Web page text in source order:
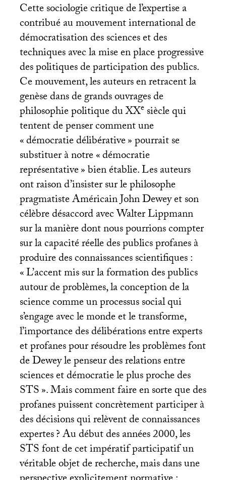
Cette sociologie critique de l’expertise a
contribué au mouvement international de
démocratisation des sciences et des
techniques avec la mise en place progressive
des politiques de participation des publics.
Ce mouvement, les auteurs en retracent la
genèse dans de grands ouvrages de
philosophie politique duXXesiècle qui
tentent de penser comment une
«démocratie délibérative» pourrait se
substituer à notre «démocratie
représentative» bien établie. Les auteurs
ont raison d’insister sur le philosophe
pragmatiste Américain John Dewey et son
célèbre désaccord avec Walter Lippmann
sur la manière dont nous pourrions compter
sur la capacité réelle des publics profanes à
produire des connaissances scientifiques :
«L’accent mis sur la formation des publics
autour de problèmes, la conception de la
science comme un processus social qui
s’engage avec le monde et le transforme,
l’importance des délibérations entre experts
et profanes pour résoudre les problèmes font
de Dewey le penseur des relations entre
sciences et démocratie le plus proche des
STS». Mais comment faire en sorte que des
profanes puissent concrètement participer à
des décisions qui relèvent de connaissances
expertes? Au début des années 2000, les
STSfont de cet impératif participatif un
véritable objet de recherche, mais dans une